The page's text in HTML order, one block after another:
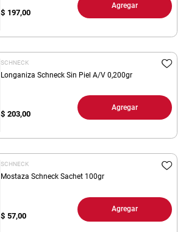
$ 197,00
Agregar
SCHNECK
Longaniza Schneck Sin Piel A/V 0,200gr
$ 203,00
Agregar
SCHNECK
Mostaza Schneck Sachet 100gr
$ 57,00
Agregar